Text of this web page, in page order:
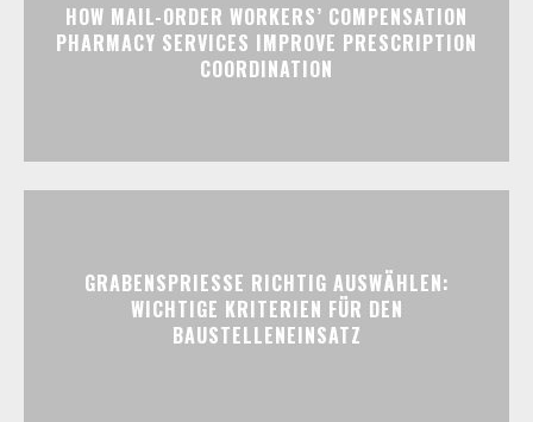
HOW MAIL-ORDER WORKERS’ COMPENSATION
PHARMACY SERVICES IMPROVE PRESCRIPTION
COORDINATION
GRABENSPRIESSE RICHTIG AUSWÄHLEN:
WICHTIGE KRITERIEN FÜR DEN
BAUSTELLENEINSATZ